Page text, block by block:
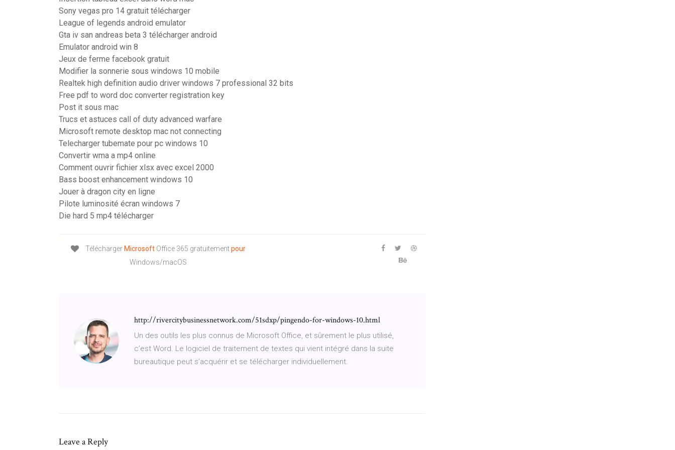
Sony vegas pro 14 gratuit télécharger
League of legends android emulator
Gta iv san andreas beta 3 télécharger android
Emulator android win 8
Jeux de ferme facebook gratuit
Modifier la sonnerie sous windows 10 mobile
Realtek high definition audio driver windows 7 professional 32 bits
Free pdf to word doc converter registration key
Post it sous mac
Trucs et astuces call of duty advanced warfare
Microsoft remote desktop mac not connecting
Telecharger tubemate pour pc windows 10
Convertir wma a mp4 online
Comment ouvrir fichier xlsx avec excel 2000
Bass boost enhancement windows 10
Jouer à dragon city en ligne
Pilote luminosité écran windows 7
Die hard 5 mp4 télécharger
Télécharger Microsoft Office 365 gratuitementpour
Windows/macOS
http://rivercitybusinessnetwork.com/51sdxp/pingendo-for-windows-10.html
Un des outils les plus connus de Microsoft Office, et sûrement le plus utilisé,
c’est Word. Le logiciel de traitement de textes qui vient intégré dans la suite
bureautique peut s’acquérir et se télécharger individuellement.
Leave a Reply